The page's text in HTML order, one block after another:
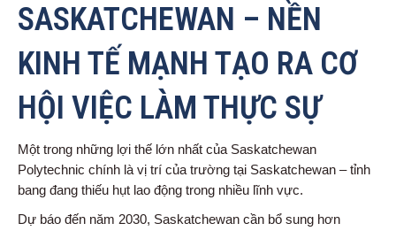
SASKATCHEWAN – NỀN
KINH TẾ MẠNH TẠO RA CƠ
HỘI VIỆC LÀM THỰC SỰ
Một trong những lợi thế lớn nhất của Saskatchewan
Polytechnic chính là vị trí của trường tại Saskatchewan – tỉnh
bang đang thiếu hụt lao động trong nhiều lĩnh vực.
Dự báo đến năm 2030, Saskatchewan cần bổ sung hơn